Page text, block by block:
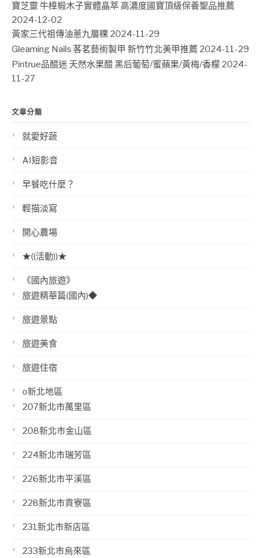
寶芝靈 牛樟椴木子實體晶萃 高濃度國寶頂級保養聖品推薦
2024-12-02
黃家三代祖傳油蔥九層粿 2024-11-29
Gleaming Nails 茖茗藝術製甲 新竹竹北美甲推薦 2024-11-29
Pintrue品醋迷 天然水果醋 黑后葡萄/蜜蘋果/黃梅/香檬 2024-
11-27
文章分類
就愛好蔬
AI短影音
早餐吃什麼？
輕描淡寫
開心農場
★((活動))★
《國內旅遊》
旅遊精華篇(國內)◆
旅遊景點
旅遊美食
旅遊住宿
o新北地區
207新北市萬里區
208新北市金山區
224新北市瑞芳區
226新北市平溪區
228新北市貢寮區
231新北市新店區
233新北市烏來區